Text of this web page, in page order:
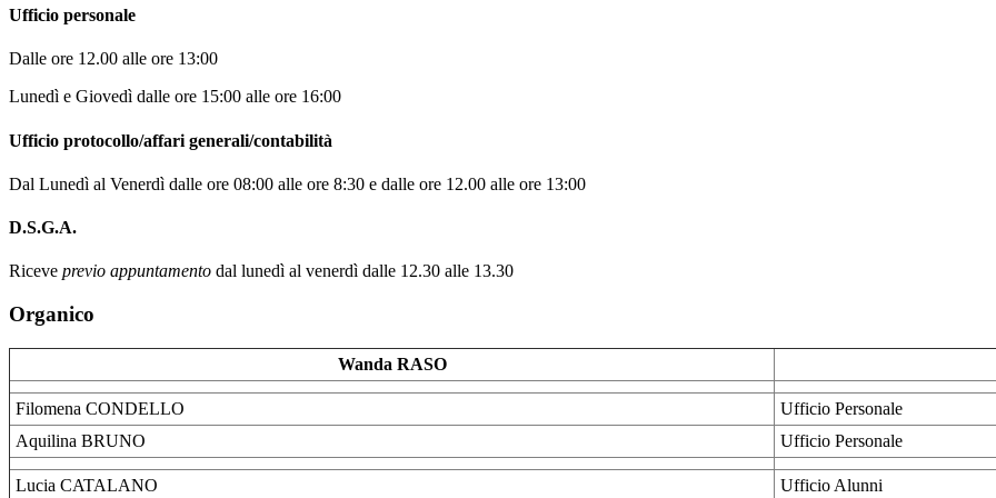
Ufficio personale
Dalle ore 12.00 alle ore 13:00
Lunedì e Giovedì dalle ore 15:00 alle ore 16:00
Ufficio protocollo/affari generali/contabilità
Dal Lunedì al Venerdì dalle ore 08:00 alle ore 8:30 e dalle ore 12.00 alle ore 13:00
D.S.G.A.
Riceve previo appuntamento dal lunedì al venerdì dalle 12.30 alle 13.30
Organico
Wanda RASO
Filomena CONDELLO
Ufficio Personale
Aquilina BRUNO
Ufficio Personale
Lucia CATALANO Ufficio Alunni